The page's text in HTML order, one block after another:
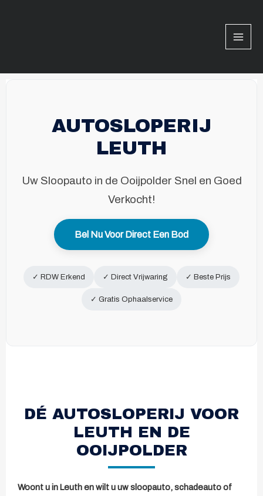
AUTOSLOPERIJ
LEUTH
Uw Sloopauto in de Ooijpolder Snel en Goed
Verkocht!
Bel Nu Voor Direct Een Bod
✓ RDW Erkend ✓ Direct Vrijwaring ✓ Beste Prijs
✓ Gratis Ophaalservice
DÉ AUTOSLOPERIJ VOOR
LEUTH EN DE
OOIJPOLDER
Woont u in Leuth en wilt u uw sloopauto, schadeauto of